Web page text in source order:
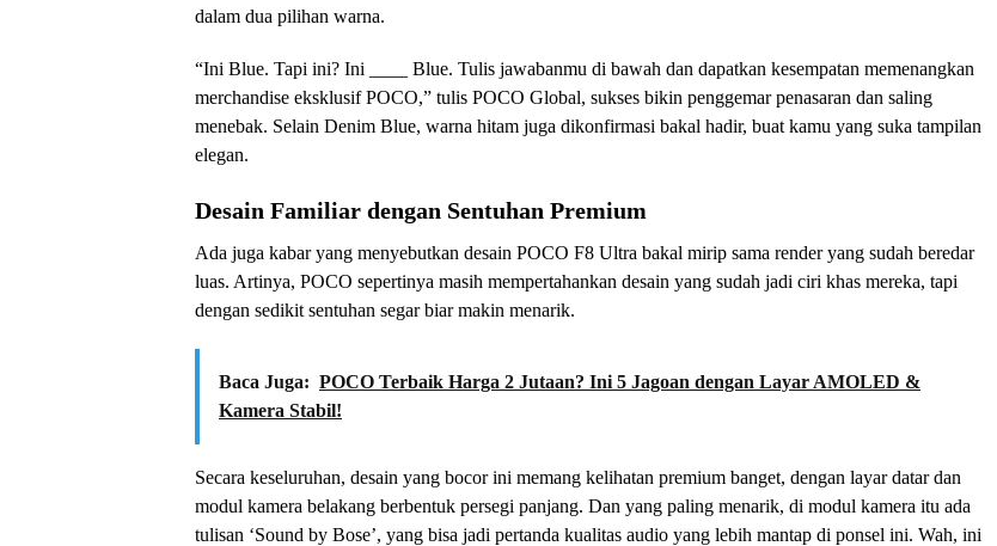
dalam dua pilihan warna.
“Ini Blue. Tapi ini? Ini ____ Blue. Tulis jawabanmu di bawah dan dapatkan kesempatan memenangkan
merchandise eksklusif POCO,” tulis POCO Global, sukses bikin penggemar penasaran dan saling
menebak. Selain Denim Blue, warna hitam juga dikonfirmasi bakal hadir, buat kamu yang suka tampilan
elegan.
Desain Familiar dengan Sentuhan Premium
Ada juga kabar yang menyebutkan desain POCO F8 Ultra bakal mirip sama render yang sudah beredar
luas. Artinya, POCO sepertinya masih mempertahankan desain yang sudah jadi ciri khas mereka, tapi
dengan sedikit sentuhan segar biar makin menarik.
Baca Juga: POCO Terbaik Harga 2 Jutaan? Ini 5 Jagoan dengan Layar AMOLED &
Kamera Stabil!
Secara keseluruhan, desain yang bocor ini memang kelihatan premium banget, dengan layar datar dan
modul kamera belakang berbentuk persegi panjang. Dan yang paling menarik, di modul kamera itu ada
tulisan ‘Sound by Bose’, yang bisa jadi pertanda kualitas audio yang lebih mantap di ponsel ini. Wah, ini